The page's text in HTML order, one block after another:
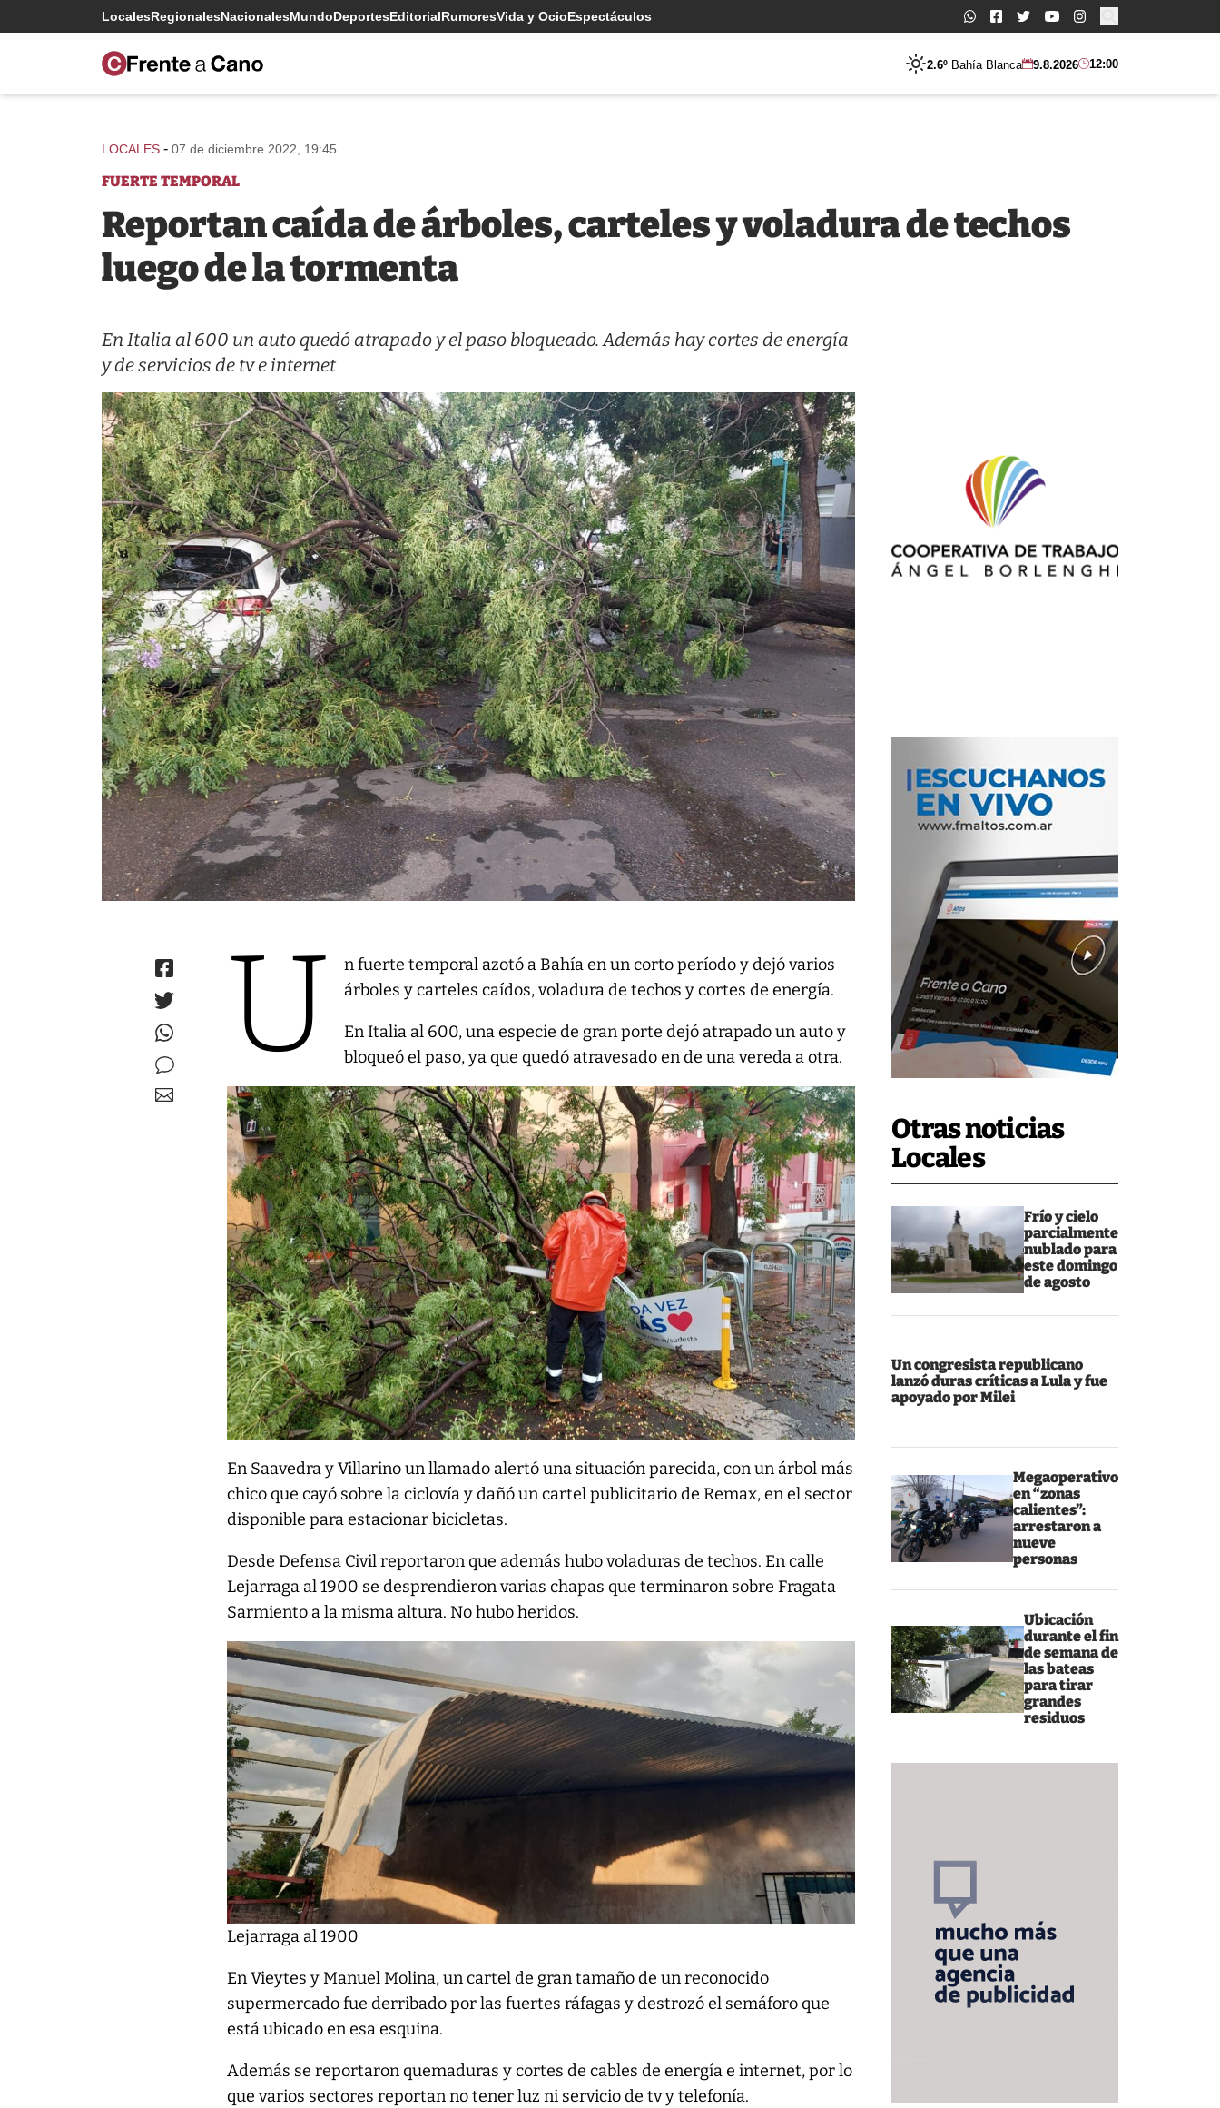
LocalesRegionalesNacionalesMundoDeportesEditorialRumoresVida y OcioEspectáculos Buscar:
2.6º Bahía Blanca 9.8.2026 12:00
Otras noticias
Locales
Frío y cielo
parcialmente
nublado para
este domingo
de agosto
Un congresista republicano
lanzó duras críticas a Lula y fue
apoyado por Milei
Megaoperativo
en “zonas
calientes”:
arrestaron a
nueve
personas
Ubicación
durante el fin
de semana de
las bateas
para tirar
grandes
residuos
LOCALES - 07 de diciembre 2022, 19:45
FUERTE TEMPORAL
Reportan caída de árboles, carteles y voladura de techos
luego de la tormenta
En Italia al 600 un auto quedó atrapado y el paso bloqueado. Además hay cortes de energía
y de servicios de tv e internet
U
n fuerte temporal azotó a Bahía en un corto período y dejó varios
árboles y carteles caídos, voladura de techos y cortes de energía.
En Italia al 600, una especie de gran porte dejó atrapado un auto y
bloqueó el paso, ya que quedó atravesado en de una vereda a otra.
En Saavedra y Villarino un llamado alertó una situación parecida, con un árbol más
chico que cayó sobre la ciclovía y dañó un cartel publicitario de Remax, en el sector
disponible para estacionar bicicletas.
Desde Defensa Civil reportaron que además hubo voladuras de techos. En calle
Lejarraga al 1900 se desprendieron varias chapas que terminaron sobre Fragata
Sarmiento a la misma altura. No hubo heridos.
Lejarraga al 1900
En Vieytes y Manuel Molina, un cartel de gran tamaño de un reconocido
supermercado fue derribado por las fuertes ráfagas y destrozó el semáforo que
está ubicado en esa esquina.
Además se reportaron quemaduras y cortes de cables de energía e internet, por lo
que varios sectores reportan no tener luz ni servicio de tv y telefonía.